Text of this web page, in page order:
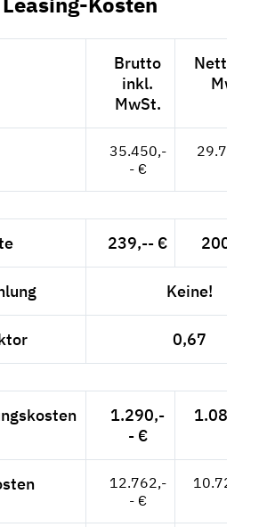
Brutto
inkl.
MwSt.
Netto
MwSt.
35.450,-
- €
29.790,--
239,-- € 200,84 €
Keine!
0,67
1.290,-
- €
1.084,03
12.762,-
- €
10.724,37